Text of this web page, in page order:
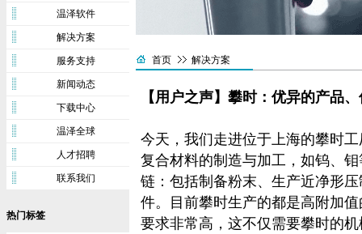
温泽软件
解决方案
服务支持
新闻动态
下载中心
温泽全球
人才招聘
联系我们
热门标签
首页 解决方案
【用户之声】攀时：优异的产品
今天，我们走进位于上海的攀时
复合材料的制造与加工，如钨、
链：包括制备粉末、生产近净形
件。目前攀时生产的都是高附加
要求非常高，这不仅需要攀时的